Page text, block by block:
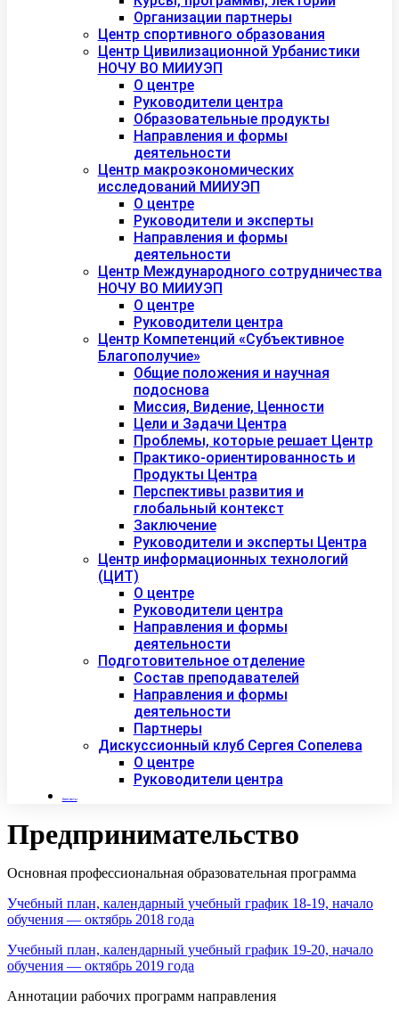
Организации партнеры
Центр спортивного образования
Центр Цивилизационной Урбанистики
НОЧУ ВО МИИУЭП
О центре
Руководители центра
Образовательные продукты
Направления и формы
деятельности
Центр макроэкономических
исследований МИИУЭП
О центре
Руководители и эксперты
Направления и формы
деятельности
Центр Международного сотрудничества
НОЧУ ВО МИИУЭП
О центре
Руководители центра
Центр Компетенций «Субъективное
Благополучие»
Общие положения и научная
подоснова
Миссия, Видение, Ценности
Цели и Задачи Центра
Проблемы, которые решает Центр
Практико-ориентированность и
Продукты Центра
Перспективы развития и
глобальный контекст
Заключение
Руководители и эксперты Центра
Центр информационных технологий
(ЦИТ)
О центре
Руководители центра
Направления и формы
деятельности
Подготовительное отделение
Состав преподавателей
Направления и формы
деятельности
Партнеры
Дискуссионный клуб Сергея Сопелева
О центре
Руководители центра
Контакты
Предпринимательство
Основная профессиональная образовательная программа
Учебный план, календарный учебный график 18-19, начало
обучения — октябрь 2018 года
Учебный план, календарный учебный график 19-20, начало
обучения — октябрь 2019 года
Аннотации рабочих программ направления